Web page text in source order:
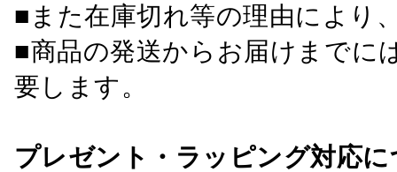
■また在庫切れ等の理由により
■商品の発送からお届けまでに
要します。
プレゼント・ラッピング対応